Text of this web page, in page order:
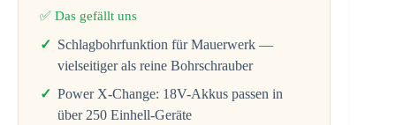
✅ Das gefällt uns
Schlagbohrfunktion für Mauerwerk —
vielseitiger als reine Bohrschrauber
Power X-Change: 18V-Akkus passen in
über 250 Einhell-Geräte